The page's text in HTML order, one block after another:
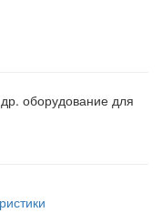
оборудование для